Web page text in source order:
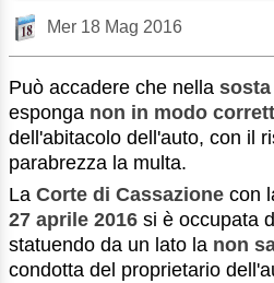
Mer 18 Mag 2016
Può accadere che nella sosta
esponga non in modo
dell'abitacolo dell'auto, con il
parabrezza la multa.
La Corte di Cassazione con
27 aprile 2016 si è occupata
statuendo da un lato la non
condotta del proprietario